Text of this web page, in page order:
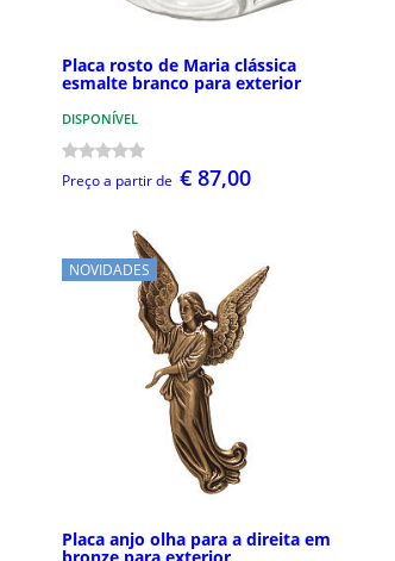
Placa rosto de Maria clássica
esmalte branco para exterior
DISPONÍVEL
Preço a partir de € 87,00
NOVIDADES
Placa anjo olha para a direita em